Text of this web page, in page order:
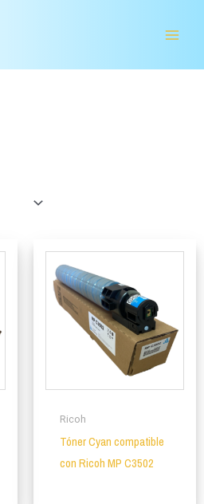
Ricoh
Tóner Cyan compatible
con Ricoh MP C3502